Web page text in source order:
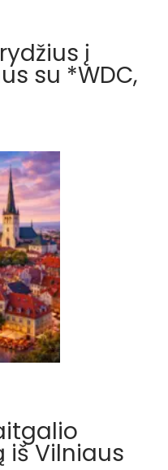
į
su *WDC,
iš Vilniaus